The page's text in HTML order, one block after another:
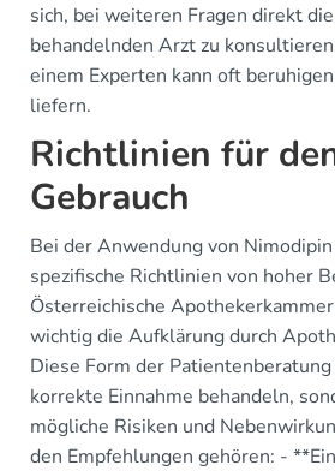
sich, bei weiteren Fragen direkt
behandelnden Arzt zu
einem Experten kann oft
liefern.
Richtlinien für
Gebrauch
Bei der Anwendung von
spezifische Richtlinien von hoher
Österreichische
wichtig die Aufklärung durch
Diese Form der
korrekte Einnahme behandeln,
mögliche Risiken und
den Empfehlungen gehören: -